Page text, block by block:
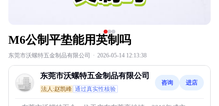
M6公制平垫能用英制吗
东莞市沃螺特五金制品有限公司 · 2026-05-14 12:13:38
东莞市沃螺特五金制品有限公司
法人:赵凯峰 通过真实性核验
咨询 进店